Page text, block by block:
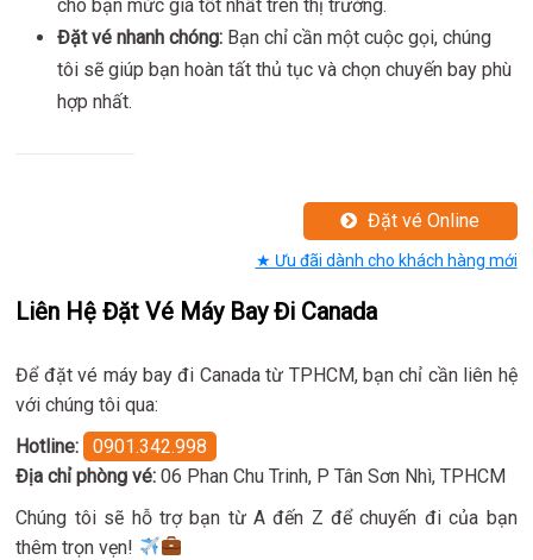
cho bạn mức giá tốt nhất trên thị trường.
Đặt vé nhanh chóng: Bạn chỉ cần một cuộc gọi, chúng
tôi sẽ giúp bạn hoàn tất thủ tục và chọn chuyến bay phù
hợp nhất.
Đặt vé Online
★ Ưu đãi dành cho khách hàng mới
Liên Hệ Đặt Vé Máy Bay Đi Canada
Để đặt vé máy bay đi Canada từ TPHCM, bạn chỉ cần liên hệ
với chúng tôi qua:
Hotline:
0901.342.998
Địa chỉ phòng vé: 06 Phan Chu Trinh, P Tân Sơn Nhì, TPHCM
Chúng tôi sẽ hỗ trợ bạn từ A đến Z để chuyến đi của bạn
thêm trọn vẹn!